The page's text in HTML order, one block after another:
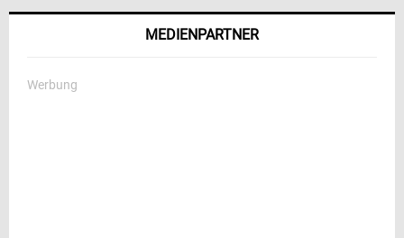
MEDIENPARTNER
Werbung